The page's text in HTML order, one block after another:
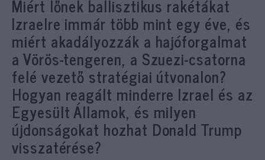
Miért lőnek ballisztikus rakétákat
Izraelre immár több mint egy éve, és
miért akadályozzák a hajóforgalmat
a Vörös-tengeren, a Szuezi-csatorna
felé vezető stratégiai útvonalon?
Hogyan reagált minderre Izrael és az
Egyesült Államok, és milyen
újdonságokat hozhat Donald Trump
visszatérése?